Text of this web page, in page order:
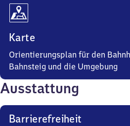
Karte
Orientierungsplan für den
Bahnsteig und die Umgebung
Ausstattung
Barrierefreiheit